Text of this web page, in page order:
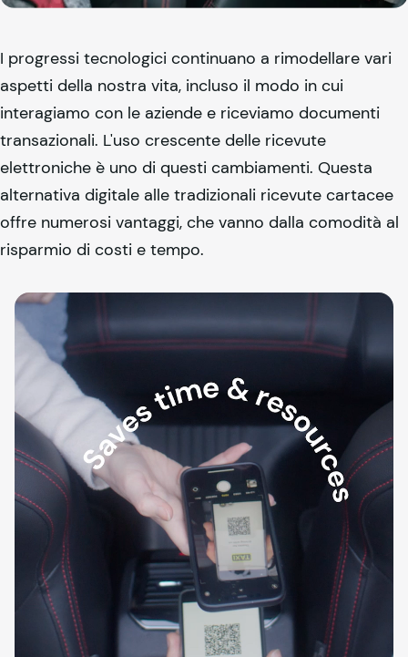
I progressi tecnologici continuano a rimodellare vari
aspetti della nostra vita, incluso il modo in cui
interagiamo con le aziende e riceviamo documenti
transazionali. L'uso crescente delle ricevute
elettroniche è uno di questi cambiamenti. Questa
alternativa digitale alle tradizionali ricevute cartacee
offre numerosi vantaggi, che vanno dalla comodità al
risparmio di costi e tempo.